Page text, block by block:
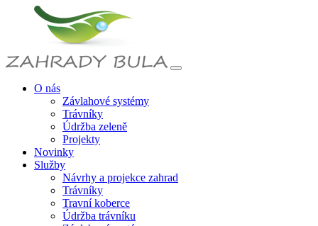
O nás
Závlahové systémy
Trávníky
Údržba zeleně
Projekty
Novinky
Služby
Návrhy a projekce zahrad
Trávníky
Travní koberce
Údržba trávníku